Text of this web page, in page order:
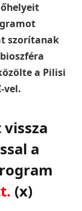
szorítanak
a Pilisi
vel.
a
(x)